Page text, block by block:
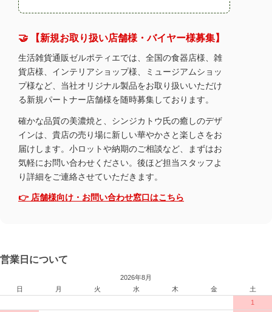
🤝 【新規お取り扱い店舗様・バイヤー様募集】
生活雑貨通販ゼルポティエでは、全国の食器店様、雑
貨店様、インテリアショップ様、ミュージアムショッ
プ様など、当社オリジナル製品をお取り扱いいただけ
る新規パートナー店舗様を随時募集しております。
確かな品質の美濃焼と、シンジカトウ氏の癒しのデザ
インは、貴店の売り場に新しい華やかさと楽しさをお
届けします。小ロットや納期のご相談など、まずはお
気軽にお問い合わせください。後ほど担当スタッフよ
り詳細をご連絡させていただきます。
👉 店舗様向け・お問い合わせ窓口はこちら
営業日について
2026年8月
日
月 火 水 木 金
土
1